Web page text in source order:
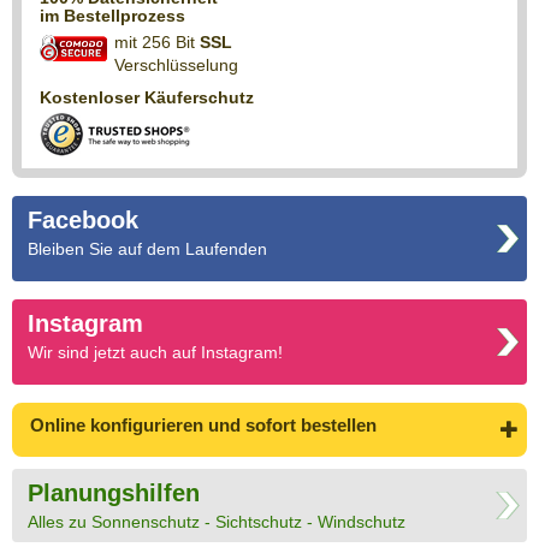
im Bestellprozess
mit 256 Bit SSL
Verschlüsselung
Kostenloser Käuferschutz
Facebook
Bleiben Sie auf dem Laufenden
Instagram
Wir sind jetzt auch auf Instagram!
Online konfigurieren und sofort bestellen
Planungshilfen
Alles zu Sonnenschutz - Sichtschutz - Windschutz